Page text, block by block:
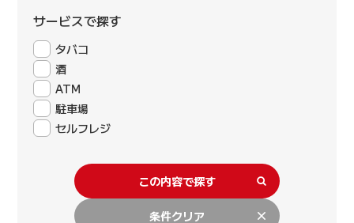
サービスで探す
タバコ
酒
ATM
駐車場
セルフレジ
この内容で探す
条件クリア